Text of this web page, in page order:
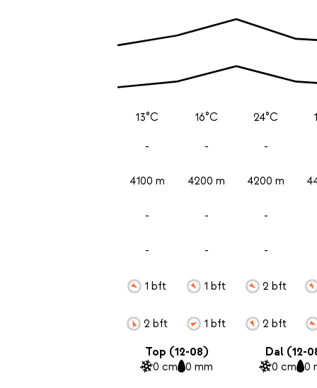
13°C
-
4100 m
-
-
1 bft
2 bft
16°C
-
4200 m
-
-
1 bft
1 bft
24°C
-
4200 m
-
-
2 bft
2 bft
Top (12-08)
0 cm 0 mm
Dal (12-
0 cm 0